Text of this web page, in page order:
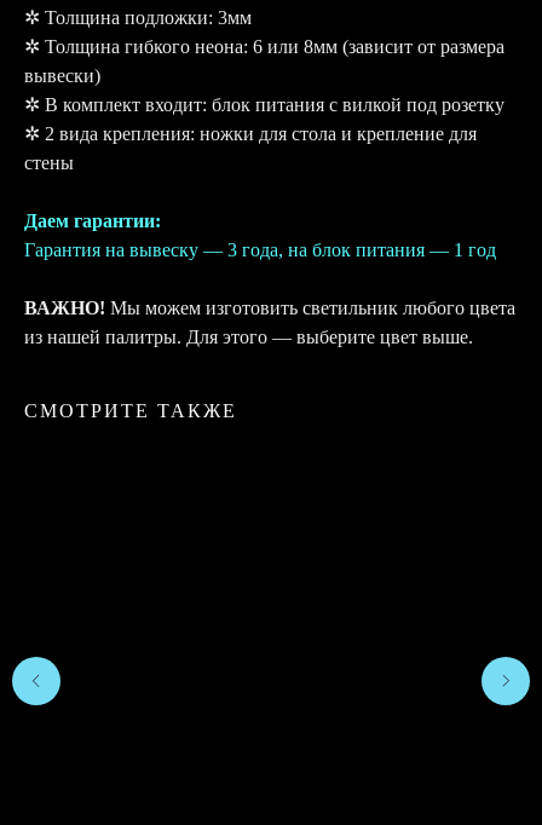
✲ Толщина подложки: 3мм
✲ Толщина гибкого неона: 6 или 8мм (зависит от размера
вывески)
✲ В комплект входит: блок питания с вилкой под розетку
✲ 2 вида крепления: ножки для стола и крепление для
стены
Даем гарантии:
Гарантия на вывеску — 3 года, на блок питания — 1 год
ВАЖНО! Мы можем изготовить светильник любого цвета
из нашей палитры. Для этого — выберите цвет выше.
СМОТРИТЕ ТАКЖЕ